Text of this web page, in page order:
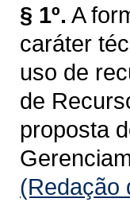
§ 1º. A
caráter
uso de
de
proposta
(Redação